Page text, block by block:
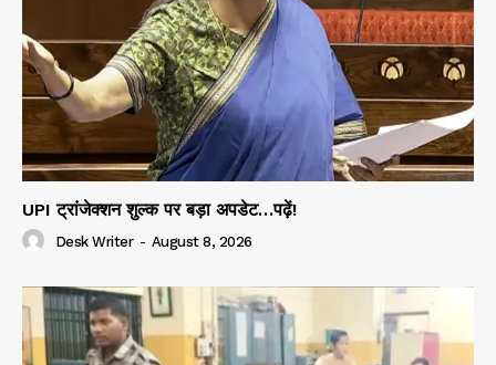
UPI ट्रांजेक्शन शुल्क पर बड़ा अपडेट…पढ़ें!
Desk Writer - August 8, 2026